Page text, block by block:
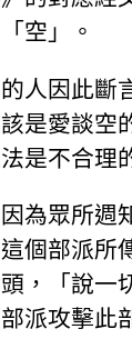
空」。
人因此斷
是愛談空
是不合理
為眾所週
這個部派
，「說一
派攻擊此